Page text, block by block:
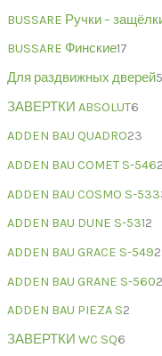
BUSSARE Ручки –
BUSSARE Финские17
Для раздвижных дверей5
ЗАВЕРТКИ ABSOLUT6
ADDEN BAU QUADRO23
ADDEN BAU COMET S-5462
ADDEN BAU COSMO S-533
ADDEN BAU DUNE S-5312
ADDEN BAU GRACE S-5492
ADDEN BAU GRANE S-5602
ADDEN BAU PIEZA S2
ЗАВЕРТКИ WC SQ6